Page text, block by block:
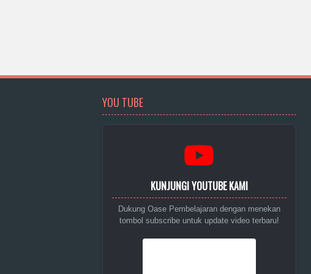
YOU TUBE
KUNJUNGI YOUTUBE KAMI
Dukung Oase Pembelajaran dengan menekan
tombol subscribe untuk update video terbaru!